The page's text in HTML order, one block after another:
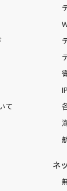
て
ネ